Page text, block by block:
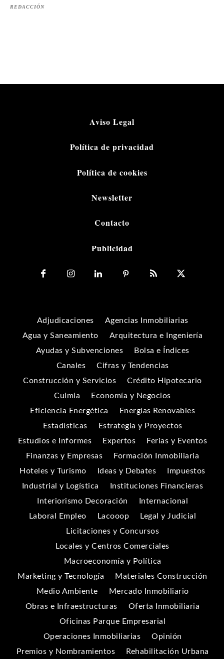
REDACCIÓN
Aviso Legal
Política de privacidad
Política de cookies
Newsletter
Contacto
Publicidad
Adjudicaciones
Agencias Inmobiliarias
Agua y Saneamiento
Arquitectura e Ingeniería
Ayudas y Subvenciones
Bolsa e Índices
Canales
Cifras y Tendencias
Construcción y Servicios
Crédito Hipotecario
Culmia
Economía y Negocios
Eficiencia Energética
Energías Renovables
Estadísticas
Estrategia y Proyectos
Estudios e Informes
Expertos
Ferias y Eventos
Finanzas y Empresas
Formación Inmobiliaria
Hoteles y Turismo
Ideas y Debates
Impuestos
Industrial y Logística
Instituciones Financieras
Interiorismo Decoración
Internacional
Laboral Empleo
Lacooop
Legal y Judicial
Licitaciones y Concursos
Locales y Centros Comerciales
Macroeconomía y Política
Marketing y Tecnología
Materiales Construcción
Medio Ambiente
Mercado Inmobiliario
Obras e Infraestructuras
Oferta Inmobiliaria
Oficinas Parque Empresarial
Operaciones Inmobiliarias
Opinión
Premios y Nombramientos
Rehabilitación Urbana